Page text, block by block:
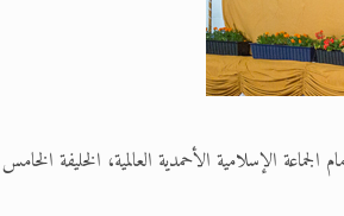
الأحمدية أن تعلن أنه يوم 27/05/2015، افتتح إمام الجماعة الإسلامية الأحمدية